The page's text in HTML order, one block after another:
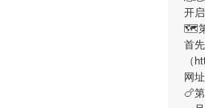
开
🗺第
首
（
网
🍗